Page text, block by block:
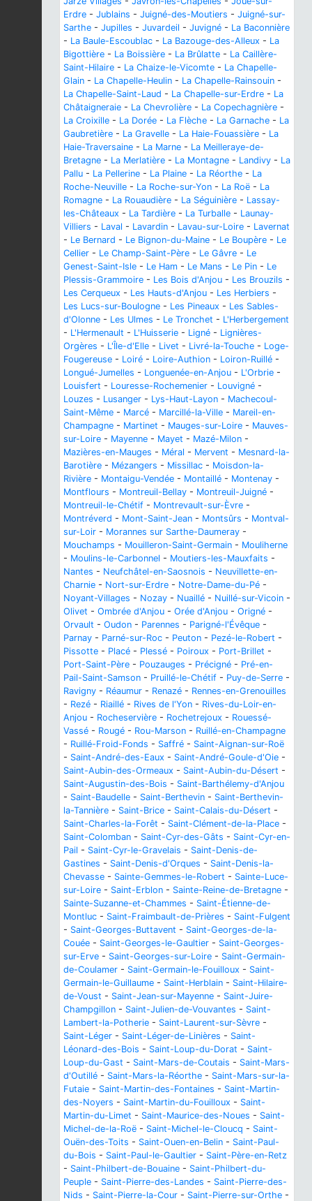
Erdre - Jublains - Juigné-des-Moutiers - Juigné-sur-
Sarthe - Jupilles - Juvardeil - Juvigné - La Baconnière
- La Baule-Escoublac - La Bazouge-des-Alleux - La
Bigottière - La Boissière - La Brûlatte - La Caillère-
Saint-Hilaire - La Chaize-le-Vicomte - La Chapelle-
Glain - La Chapelle-Heulin - La Chapelle-Rainsouin -
La Chapelle-Saint-Laud - La Chapelle-sur-Erdre - La
Châtaigneraie - La Chevrolière - La Copechagnière -
La Croixille - La Dorée - La Flèche - La Garnache - La
Gaubretière - La Gravelle - La Haie-Fouassière - La
Haie-Traversaine - La Marne - La Meilleraye-de-
Bretagne - La Merlatière - La Montagne - Landivy - La
Pallu - La Pellerine - La Plaine - La Réorthe - La
Roche-Neuville - La Roche-sur-Yon - La Roë - La
Romagne - La Rouaudière - La Séguinière - Lassay-
les-Châteaux - La Tardière - La Turballe - Launay-
Villiers - Laval - Lavardin - Lavau-sur-Loire - Lavernat
- Le Bernard - Le Bignon-du-Maine - Le Boupère - Le
Cellier - Le Champ-Saint-Père - Le Gâvre - Le
Genest-Saint-Isle - Le Ham - Le Mans - Le Pin - Le
Plessis-Grammoire - Les Bois d'Anjou - Les Brouzils -
Les Cerqueux - Les Hauts-d'Anjou - Les Herbiers -
Les Lucs-sur-Boulogne - Les Pineaux - Les Sables-
d'Olonne - Les Ulmes - Le Tronchet - L'Herbergement
- L'Hermenault - L'Huisserie - Ligné - Lignières-
Orgères - L'Île-d'Elle - Livet - Livré-la-Touche - Loge-
Fougereuse - Loiré - Loire-Authion - Loiron-Ruillé -
Longué-Jumelles - Longuenée-en-Anjou - L'Orbrie -
Louisfert - Louresse-Rochemenier - Louvigné -
Louzes - Lusanger - Lys-Haut-Layon - Machecoul-
Saint-Même - Marcé - Marcillé-la-Ville - Mareil-en-
Champagne - Martinet - Mauges-sur-Loire - Mauves-
sur-Loire - Mayenne - Mayet - Mazé-Milon -
Mazières-en-Mauges - Méral - Mervent - Mesnard-la-
Barotière - Mézangers - Missillac - Moisdon-la-
Rivière - Montaigu-Vendée - Montaillé - Montenay -
Montflours - Montreuil-Bellay - Montreuil-Juigné -
Montreuil-le-Chétif - Montrevault-sur-Èvre -
Montréverd - Mont-Saint-Jean - Montsûrs - Montval-
sur-Loir - Morannes sur Sarthe-Daumeray -
Mouchamps - Mouilleron-Saint-Germain - Mouliherne
- Moulins-le-Carbonnel - Moutiers-les-Mauxfaits -
Nantes - Neufchâtel-en-Saosnois - Neuvillette-en-
Charnie - Nort-sur-Erdre - Notre-Dame-du-Pé -
Noyant-Villages - Nozay - Nuaillé - Nuillé-sur-Vicoin -
Olivet - Ombrée d'Anjou - Orée d'Anjou - Origné -
Orvault - Oudon - Parennes - Parigné-l'Évêque -
Parnay - Parné-sur-Roc - Peuton - Pezé-le-Robert -
Pissotte - Placé - Plessé - Poiroux - Port-Brillet -
Port-Saint-Père - Pouzauges - Précigné - Pré-en-
Pail-Saint-Samson - Pruillé-le-Chétif - Puy-de-Serre -
Ravigny - Réaumur - Renazé - Rennes-en-Grenouilles
- Rezé - Riaillé - Rives de l'Yon - Rives-du-Loir-en-
Anjou - Rocheservière - Rochetrejoux - Rouessé-
Vassé - Rougé - Rou-Marson - Ruillé-en-Champagne
- Ruillé-Froid-Fonds - Saffré - Saint-Aignan-sur-Roë
- Saint-André-des-Eaux - Saint-André-Goule-d'Oie -
Saint-Aubin-des-Ormeaux - Saint-Aubin-du-Désert -
Saint-Augustin-des-Bois - Saint-Barthélemy-d'Anjou
- Saint-Baudelle - Saint-Berthevin - Saint-Berthevin-
la-Tannière - Saint-Brice - Saint-Calais-du-Désert -
Saint-Charles-la-Forêt - Saint-Clément-de-la-Place -
Saint-Colomban - Saint-Cyr-des-Gâts - Saint-Cyr-en-
Pail - Saint-Cyr-le-Gravelais - Saint-Denis-de-
Gastines - Saint-Denis-d'Orques - Saint-Denis-la-
Chevasse - Sainte-Gemmes-le-Robert - Sainte-Luce-
sur-Loire - Saint-Erblon - Sainte-Reine-de-Bretagne -
Sainte-Suzanne-et-Chammes - Saint-Étienne-de-
Montluc - Saint-Fraimbault-de-Prières - Saint-Fulgent
- Saint-Georges-Buttavent - Saint-Georges-de-la-
Couée - Saint-Georges-le-Gaultier - Saint-Georges-
sur-Erve - Saint-Georges-sur-Loire - Saint-Germain-
de-Coulamer - Saint-Germain-le-Fouilloux - Saint-
Germain-le-Guillaume - Saint-Herblain - Saint-Hilaire-
de-Voust - Saint-Jean-sur-Mayenne - Saint-Juire-
Champgillon - Saint-Julien-de-Vouvantes - Saint-
Lambert-la-Potherie - Saint-Laurent-sur-Sèvre -
Saint-Léger - Saint-Léger-de-Linières - Saint-
Léonard-des-Bois - Saint-Loup-du-Dorat - Saint-
Loup-du-Gast - Saint-Mars-de-Coutais - Saint-Mars-
d'Outillé - Saint-Mars-la-Réorthe - Saint-Mars-sur-la-
Futaie - Saint-Martin-des-Fontaines - Saint-Martin-
des-Noyers - Saint-Martin-du-Fouilloux - Saint-
Martin-du-Limet - Saint-Maurice-des-Noues - Saint-
Michel-de-la-Roë - Saint-Michel-le-Cloucq - Saint-
Ouën-des-Toits - Saint-Ouen-en-Belin - Saint-Paul-
du-Bois - Saint-Paul-le-Gaultier - Saint-Père-en-Retz
- Saint-Philbert-de-Bouaine - Saint-Philbert-du-
Peuple - Saint-Pierre-des-Landes - Saint-Pierre-des-
Nids - Saint-Pierre-la-Cour - Saint-Pierre-sur-Orthe -